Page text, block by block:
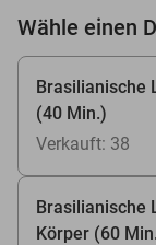
Wähle einen
Brasilianische
(40 Min.)
Verkauft: 38
Brasilianische
Körper (60